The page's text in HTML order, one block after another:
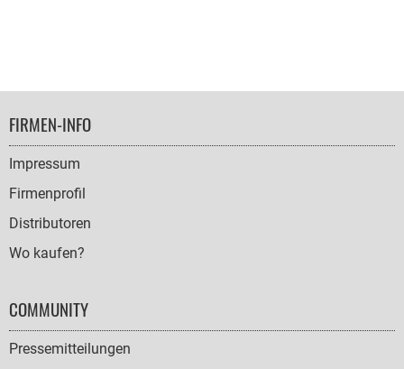
FOOTER
NAVIGATION
FIRMEN-INFO
Impressum
Firmenprofil
Distributoren
Wo kaufen?
COMMUNITY
Pressemitteilungen